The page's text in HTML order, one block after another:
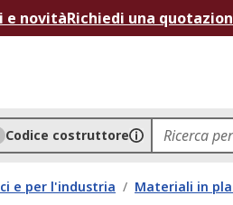
e novitàRichiedi una
Codice costruttore
e per l'industria / Materiali in